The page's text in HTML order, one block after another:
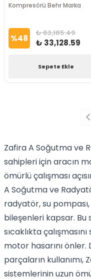
Kompresörü Behr Marka
%48 ₺ 63,185.49
₺ 33,128.59
Sepete Ekle
Zafira A Soğutma ve
sahipleri için aracın
ömürlü çalışması
A Soğutma ve
radyatör, su
bileşenleri kapsar.
sıcaklıkta
motor hasarını önler.
parçaların
sistemlerinin uzun